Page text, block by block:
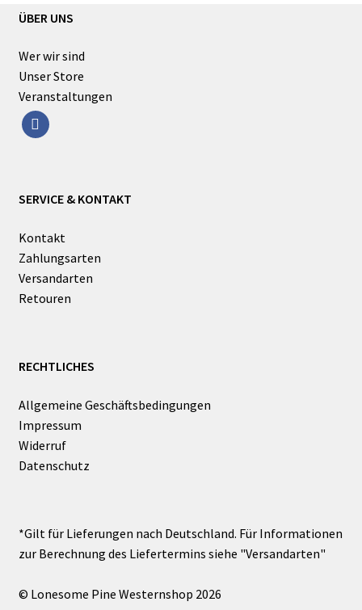
ÜBER UNS
Wer wir sind
Unser Store
Veranstaltungen
facebook
SERVICE & KONTAKT
Kontakt
Zahlungsarten
Versandarten
Retouren
RECHTLICHES
Allgemeine Geschäftsbedingungen
Impressum
Widerruf
Datenschutz
© Lonesome Pine Westernshop 2026